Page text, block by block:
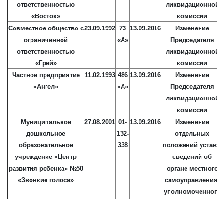
ответственностью
«Восток»
комиссии
Совместное общество с
ограниченной
ответственностью
«Грей»
23.09.1992 73
«А»
13.09.2016
Изменение
Председателя
комиссии
Частное предприятие
«Ангел»
11.02.1993 486
«А»
13.09.2016
Изменение
Председателя
комиссии
Муниципальное
дошкольное
образовательное
учреждение «Центр
развития ребенка» №50
«Звонкие голоса»
27.08.2001 01-
132-
338
13.09.2016
Изменение
отдельных
положений
сведений об
органе